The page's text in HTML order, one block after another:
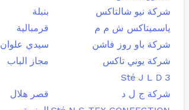
شركة نيو شالتاكس
بنبلة
ياسميتاكس ش م م
قرمبالية
شركة باو روز فاشن
سيدي علوان
شركة يوني تاكس
مجاز الباب
Sté J L D 3
شركة ج ل د
قصر هلال